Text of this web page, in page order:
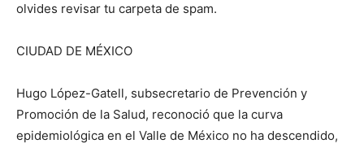
olvides revisar tu carpeta de spam.
CIUDAD DE MÉXICO
Hugo López-Gatell, subsecretario de Prevención y
Promoción de la Salud, reconoció que la curva
epidemiológica en el Valle de México no ha descendido,